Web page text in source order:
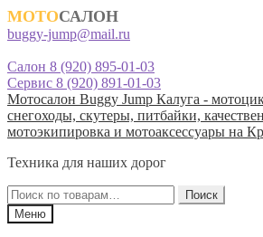
МОТОСАЛОН
buggy-jump@mail.ru
Салон 8 (920) 895-01-03
Сервис 8 (920) 891-01-03
Перейти
к
навигации
Перейти
к
содержимому
Мотосалон Buggy Jump Калуга -
снегоходы, скутеры, питбайки,
мотоэкипировка и мотоаксессуары на
Техника для наших дорог
Искать:
Поиск
Меню